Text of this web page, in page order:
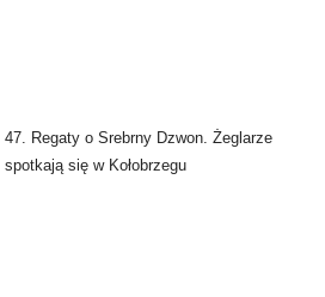
47. Regaty o Srebrny Dzwon. Żeglarze
spotkają się w Kołobrzegu